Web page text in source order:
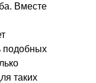
Вместе
подобных
таких